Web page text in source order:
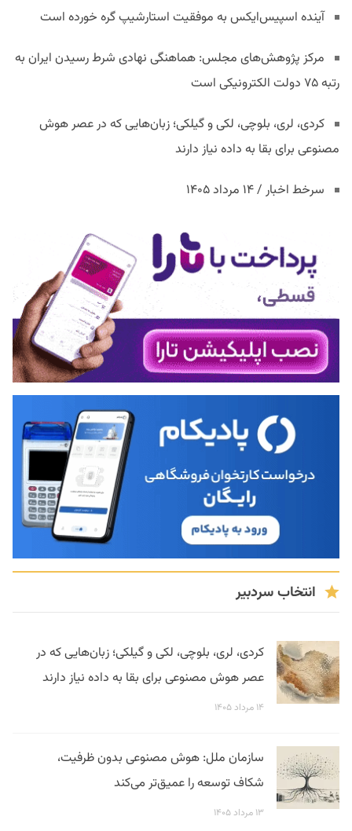
آینده اسپیس‌ایکس به موفقیت استارشیپ گره خورده است
مرکز پژوهش‌های مجلس: هماهنگی نهادی شرط رسیدن ایران به
رتبه ۷۵ دولت الکترونیکی است
کردی، لری، بلوچی، لکی و گیلکی؛ زبان‌هایی که در عصر هوش
مصنوعی برای بقا به داده نیاز دارند
سرخط اخبار / ۱۴ مرداد ۱۴۰۵
انتخاب سردبیر
کردی، لری، بلوچی، لکی و گیلکی؛ زبان‌هایی که در
عصر هوش مصنوعی برای بقا به داده نیاز دارند
۱۴ مرداد ۱۴۰۵
سازمان ملل: هوش مصنوعی بدون ظرفیت،
شکاف توسعه را عمیق‌تر می‌کند
۱۳ مرداد ۱۴۰۵